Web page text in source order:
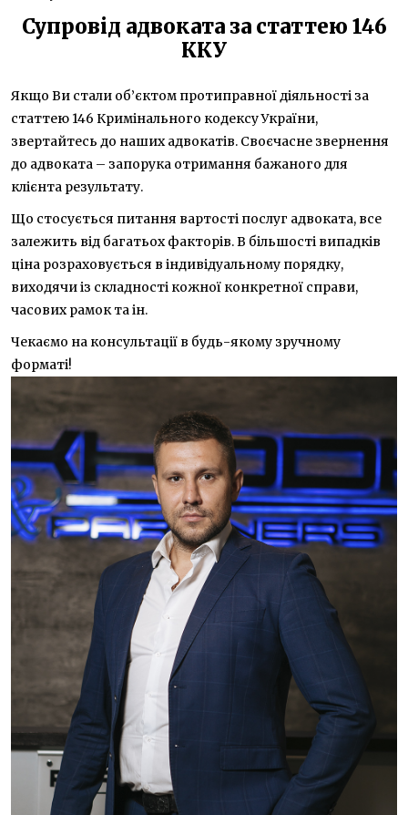
Супровід адвоката за статтею 146
ККУ
Якщо Ви стали об’єктом протиправної діяльності за
статтею 146 Кримінального кодексу України,
звертайтесь до наших адвокатів. Своєчасне звернення
до адвоката – запорука отримання бажаного для
клієнта результату.
Що стосується питання вартості послуг адвоката, все
залежить від багатьох факторів. В більшості випадків
ціна розраховується в індивідуальному порядку,
виходячи із складності кожної конкретної справи,
часових рамок та ін.
Чекаємо на консультації в будь-якому зручному
форматі!